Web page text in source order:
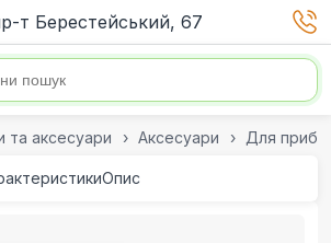
т Берестейський, 67
та аксесуари Аксесуари Для
Опис